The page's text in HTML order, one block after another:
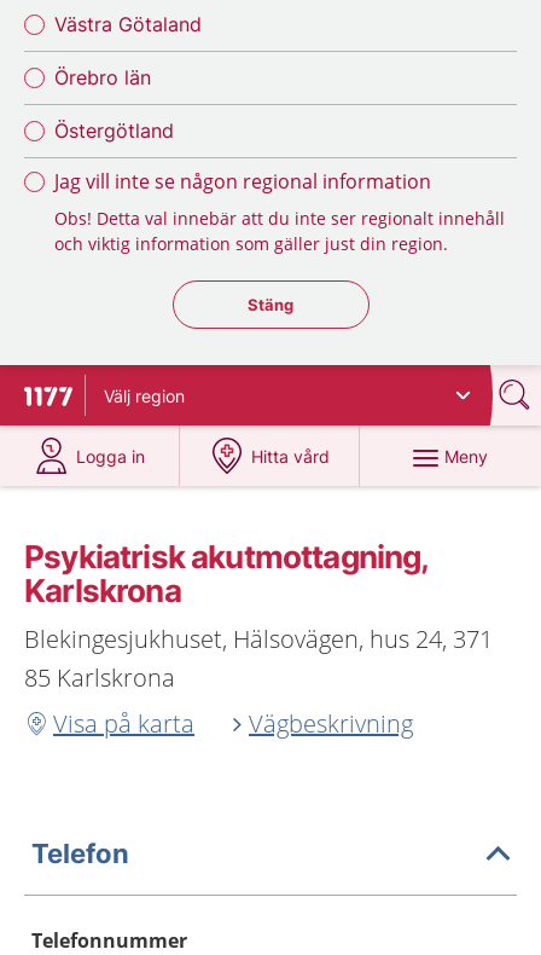
Västra Götaland
Örebro län
Östergötland
Jag vill inte se någon regional information
Obs! Detta val innebär att du inte ser regionalt innehåll
och viktig information som gäller just din region.
Stäng regionsväljaren
Stäng
Till startsidan för 1177
Välj region
Logga in
på 1177.se
Hitta vård
på 1177.se
Meny
Psykiatrisk akutmottagning,
Karlskrona
Blekingesjukhuset, Hälsovägen, hus 24, 371
85 Karlskrona
Visa på karta
Vägbeskrivning
Telefon
Telefonnummer